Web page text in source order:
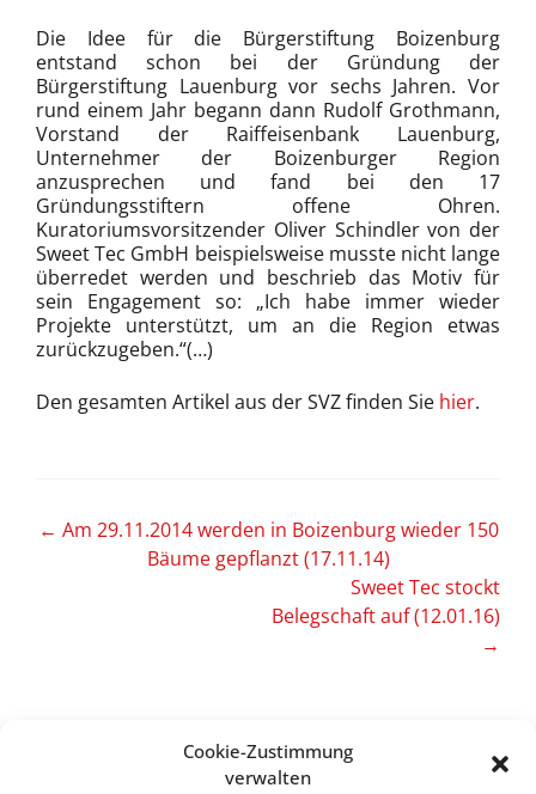
Cookie-Zustimmung
verwalten
Die Idee für die Bürgerstiftung Boizenburg
entstand schon bei der Gründung der
Bürgerstiftung Lauenburg vor sechs Jahren. Vor
rund einem Jahr begann dann Rudolf Grothmann,
Vorstand der Raiffeisenbank Lauenburg,
Unternehmer der Boizenburger Region
anzusprechen und fand bei den 17
Gründungsstiftern offene Ohren.
Kuratoriumsvorsitzender Oliver Schindler von der
Sweet Tec GmbH beispielsweise musste nicht lange
überredet werden und beschrieb das Motiv für
sein Engagement so: „Ich habe immer wieder
Projekte unterstützt, um an die Region etwas
zurückzugeben.“(…)
Den gesamten Artikel aus der SVZ finden Sie hier.
Artikel-
Navigation
← Am 29.11.2014 werden in Boizenburg wieder 150
Bäume gepflanzt (17.11.14)
Sweet Tec stockt
Belegschaft auf (12.01.16)
→